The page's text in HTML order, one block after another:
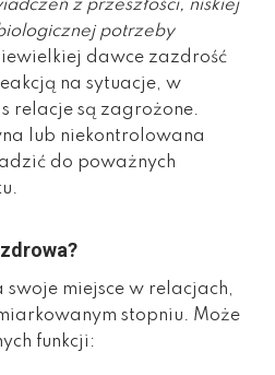
z przeszłości, niskiej
potrzeby
dawce zazdrość
na sytuacje, w
relacje są zagrożone.
lub niekontrolowana
do poważnych
miejsce w relacjach,
stopniu. Może
funkcji: